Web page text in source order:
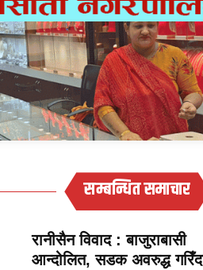
सम्बन्धित समाचार
रानीसैन विवाद : बाजुराबासी
आन्दोलित, सडक अवरुद्ध